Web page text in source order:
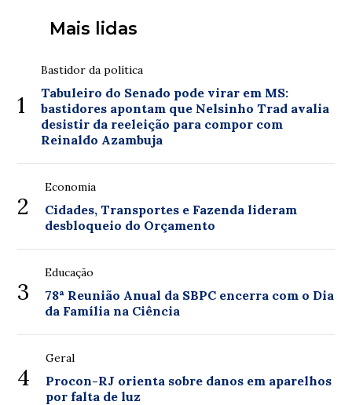
Mais lidas
1
Bastidor da política
Tabuleiro do Senado pode virar em MS:
bastidores apontam que Nelsinho Trad avalia
desistir da reeleição para compor com
Reinaldo Azambuja
2
Economia
Cidades, Transportes e Fazenda lideram
desbloqueio do Orçamento
3
Educação
78ª Reunião Anual da SBPC encerra com o Dia
da Família na Ciência
4
Geral
Procon-RJ orienta sobre danos em aparelhos
por falta de luz